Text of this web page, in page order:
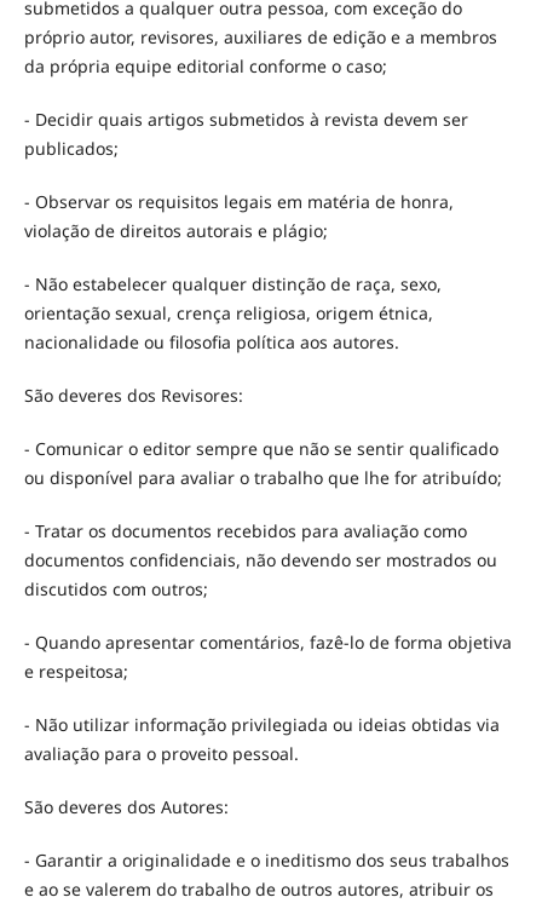
submetidos a qualquer outra pessoa, com exceção do
próprio autor, revisores, auxiliares de edição e a membros
da própria equipe editorial conforme o caso;
- Decidir quais artigos submetidos à revista devem ser
publicados;
- Observar os requisitos legais em matéria de honra,
violação de direitos autorais e plágio;
- Não estabelecer qualquer distinção de raça, sexo,
orientação sexual, crença religiosa, origem étnica,
nacionalidade ou filosofia política aos autores.
São deveres dos Revisores:
- Comunicar o editor sempre que não se sentir qualificado
ou disponível para avaliar o trabalho que lhe for atribuído;
- Tratar os documentos recebidos para avaliação como
documentos confidenciais, não devendo ser mostrados ou
discutidos com outros;
- Quando apresentar comentários, fazê-lo de forma objetiva
e respeitosa;
- Não utilizar informação privilegiada ou ideias obtidas via
avaliação para o proveito pessoal.
São deveres dos Autores:
- Garantir a originalidade e o ineditismo dos seus trabalhos
e ao se valerem do trabalho de outros autores, atribuir os